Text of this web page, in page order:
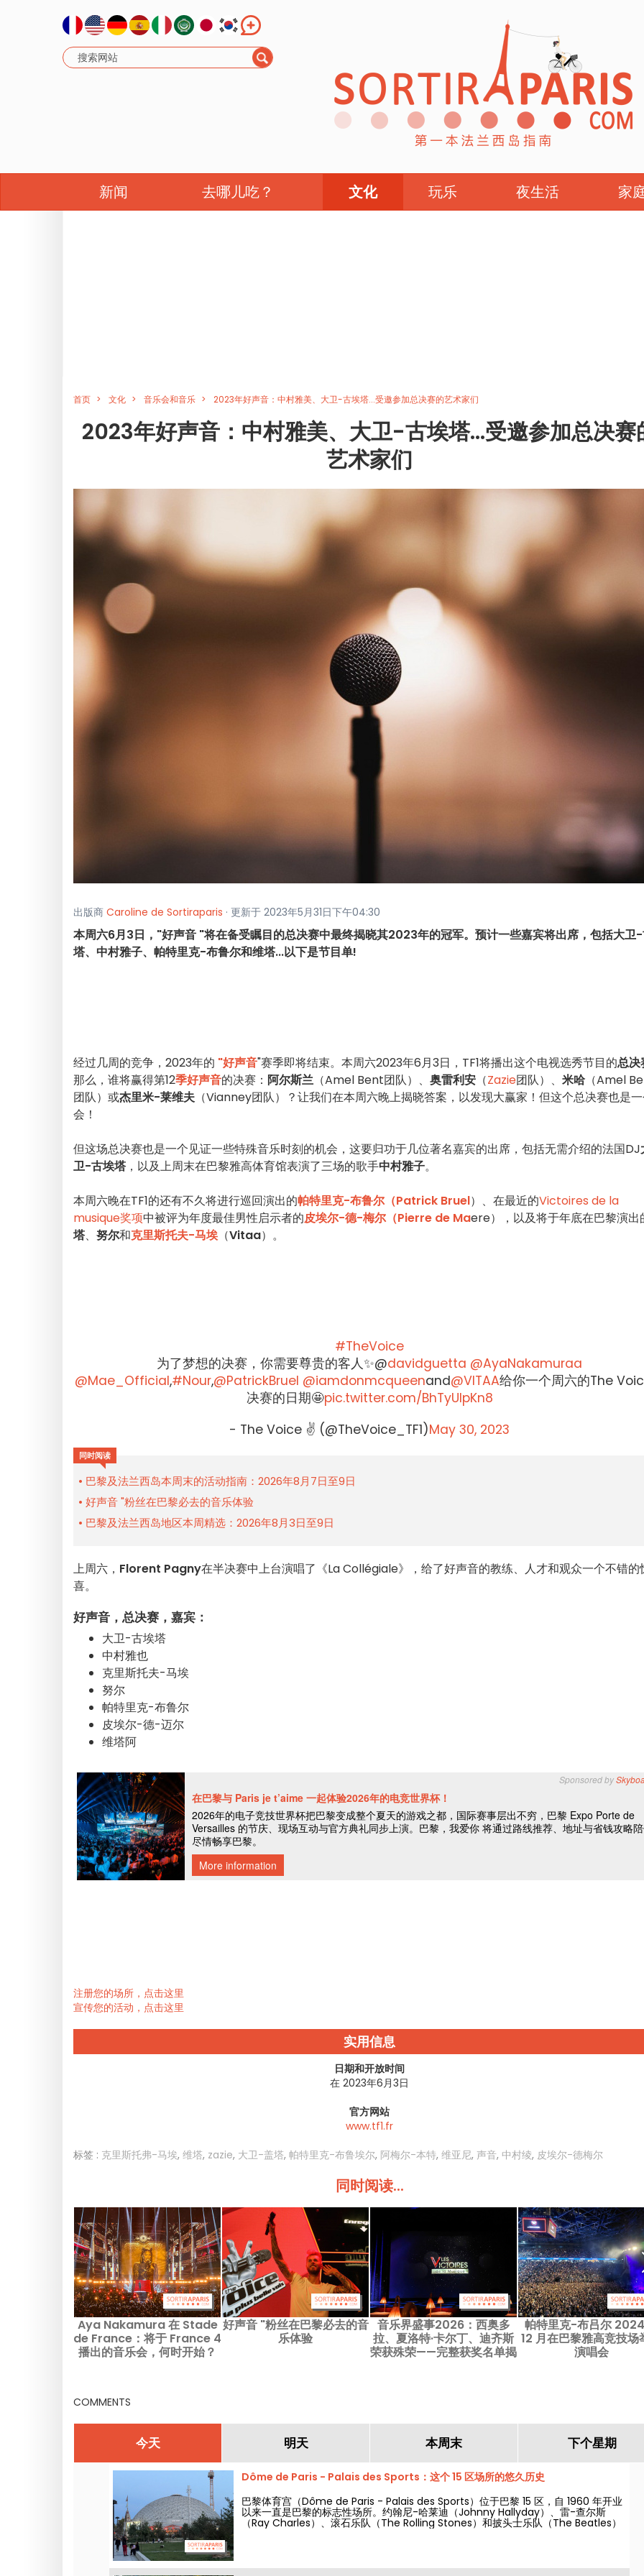
新闻 去哪儿吃？ 文化 玩乐 夜生活 家
首页 文化 音乐会和音乐 2023年好声音：中村雅美、大卫-古埃塔...受邀参加总决赛的艺术家们
2023年好声音：中村雅美、大卫-古埃塔...受邀参加总决赛
艺术家们
出版商 Caroline de Sortiraparis · 更新于 2023年5月31日下午04:30
本周六6月3日，"好声音 "将在备受瞩目的总决赛中最终揭晓其2023年的冠军。预计一些嘉宾将出席，包括大卫
塔、中村雅子、帕特里克-布鲁尔和维塔...以下是节目单!
经过几周的竞争，2023年的 "好声音"赛季即将结束。本周六2023年6月3日，TF1将播出这个电视选秀节目的总决
那么，谁将赢得第12季好声音的决赛： 阿尔斯兰 （Amel Bent团队）、 奥雷利安 （Zazie团队）、 米哈 （Amel
团队）或杰里米-莱维夫 （Vianney团队）？让我们在本周六晚上揭晓答案，以发现大赢家！但这个总决赛也是
会！
但这场总决赛也是一个见证一些特殊音乐时刻的机会，这要归功于几位著名嘉宾的出席，包括无需介绍的法国DJ
卫-古埃塔，以及上周末在巴黎雅高体育馆表演了三场的歌手中村雅子。
本周六晚在TF1的还有不久将进行巡回演出的帕特里克-布鲁尔（Patrick Bruel）、在最近的Victoires de la
musique奖项中被评为年度最佳男性启示者的皮埃尔-德-梅尔（Pierre de Maere），以及将于年底在巴黎演出
塔、努尔和克里斯托夫-马埃（Vitaa）。
#TheVoice
为了梦想的决赛，你需要尊贵的客人✨@davidguetta @AyaNakamuraa
@Mae_Official,#Nour,@PatrickBruel @iamdonmcqueenand@VITAA给你一个周六的The
决赛的日期🤩pic.twitter.com/BhTyUIpKn8
- The Voice ✌️ (@TheVoice_TF1)May 30, 2023
同时阅读
巴黎及法兰西岛本周末的活动指南：2026年8月7日至9日
好声音 "粉丝在巴黎必去的音乐体验
巴黎及法兰西岛地区本周精选：2026年8月3日至9日
上周六， Florent Pagny在半决赛中上台演唱了《La Collégiale》，给了好声音的教练、人才和观众一个不错的
喜。
好声音，总决赛，嘉宾：
大卫-古埃塔
中村雅也
克里斯托夫-马埃
努尔
帕特里克-布鲁尔
皮埃尔-德-迈尔
维塔阿
注册您的场所，点击这里
宣传您的活动，点击这里
实用信息
日期和开放时间
在 2023年6月3日
官方网站
www.tf1.fr
标签 : 克里斯托弗-马埃, 维塔, zazie, 大卫-盖塔, 帕特里克-布鲁埃尔, 阿梅尔-本特, 维亚尼, 声音, 中村绫, 皮埃尔-德梅尔
同时阅读...
Aya Nakamura 在 Stade
de France：将于 France 4
播出的音乐会，何时开始？
好声音 "粉丝在巴黎必去的音
乐体验
音乐界盛事2026：西奥多
拉、夏洛特·卡尔丁、迪齐斯
荣获殊荣——完整获奖名单揭
帕特里克-布吕尔
12 月在巴黎雅高竞技场
演唱会
COMMENTS
今天 明天 本周末 下个星期
Dôme de Paris - Palais des Sports：这个 15 区场所的悠久历史
巴黎体育宫（Dôme de Paris - Palais des Sports）位于巴黎 15 区，自 1960 年开业
以来一直是巴黎的标志性场所。约翰尼-哈莱迪（Johnny Hallyday）、雷-查尔斯
（Ray Charles）、滚石乐队（The Rolling Stones）和披头士乐队（The Beatles）